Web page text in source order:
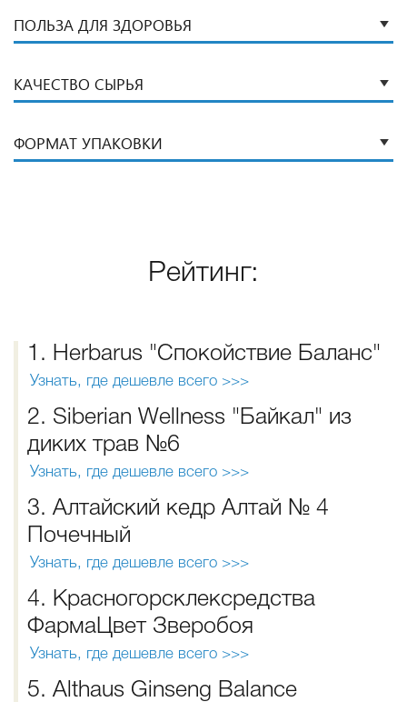
ПОЛЬЗА ДЛЯ ЗДОРОВЬЯ
КАЧЕСТВО СЫРЬЯ
ФОРМАТ УПАКОВКИ
Рейтинг:
1. Herbarus "Спокойствие Баланс"
Узнать, где дешевле всего >>>
2. Siberian Wellness "Байкал" из
диких трав №6
Узнать, где дешевле всего >>>
3. Алтайский кедр Алтай № 4
Почечный
Узнать, где дешевле всего >>>
4. Красногорсклексредства
ФармаЦвет Зверобоя
Узнать, где дешевле всего >>>
5. Althaus Ginseng Balance